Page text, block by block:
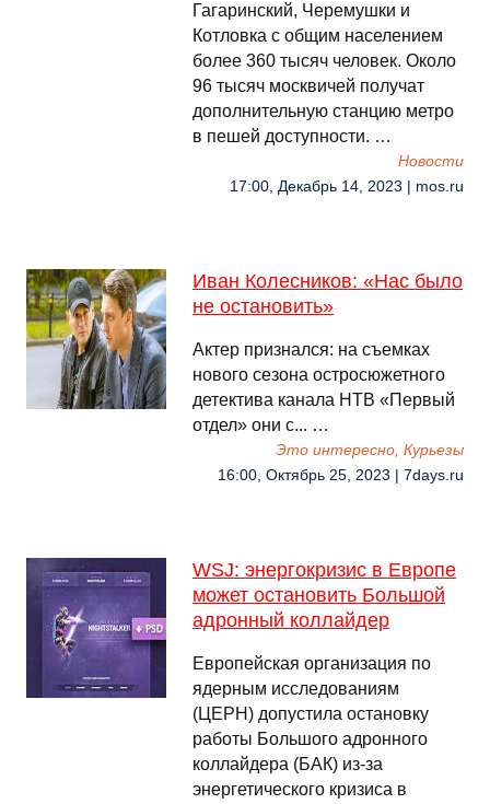
Гагаринский, Черемушки и
Котловка с общим населением
более 360 тысяч человек. Около
96 тысяч москвичей получат
дополнительную станцию метро
в пешей доступности. …
Новости
17:00, Декабрь 14, 2023 | mos.ru
Иван Колесников: «Нас было
не остановить»
Актер признался: на съемках
нового сезона остросюжетного
детектива канала НТВ «Первый
отдел» они с... …
Это интересно, Курьезы
16:00, Октябрь 25, 2023 | 7days.ru
WSJ: энергокризис в Европе
может остановить Большой
адронный коллайдер
Европейская организация по
ядерным исследованиям
(ЦЕРН) допустила остановку
работы Большого адронного
коллайдера (БАК) из-за
энергетического кризиса в